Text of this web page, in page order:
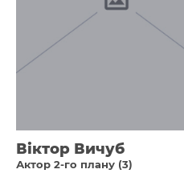
Віктор Вичуб
Актор 2-го плану (3)